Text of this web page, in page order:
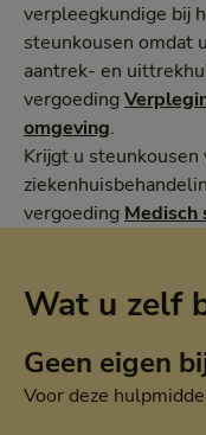
verpleegkundige bij
steunkousen omdat
aantrek- en
vergoeding
omgeving.
Krijgt u
vergoeding Medisch
Wat u zelf
Geen eigen
Voor deze